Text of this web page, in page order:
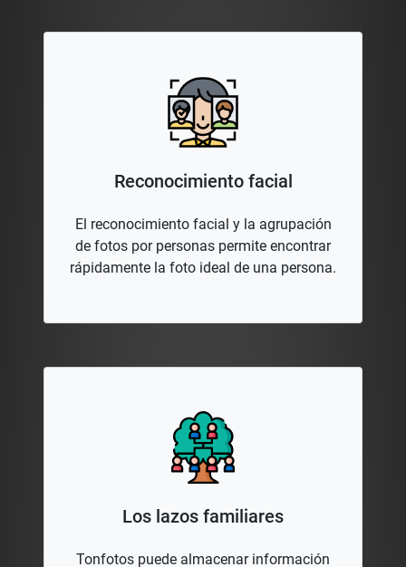
Reconocimiento facial
El reconocimiento facial y la agrupación
de fotos por personas permite encontrar
rápidamente la foto ideal de una persona.
Los lazos familiares
Tonfotos puede almacenar información